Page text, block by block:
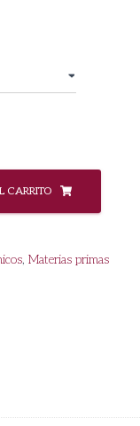
$ 55.400
CARRITO
, Materias primas